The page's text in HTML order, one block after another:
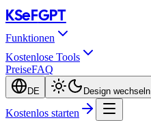
KSeFGPT
Funktionen
Kostenlose Tools
PreiseFAQ
DE Design wechseln
Kostenlos starten